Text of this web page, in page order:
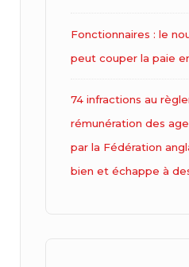
Fonctionnaires : le
peut couper la paie
74 infractions au
rémunération des
par la Fédération
bien et échappe à